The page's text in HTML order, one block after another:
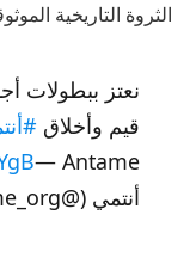
الثروة التاريخية
نعتز ببطولات
قيم وأخلاق
أنتمي (@antame_org)